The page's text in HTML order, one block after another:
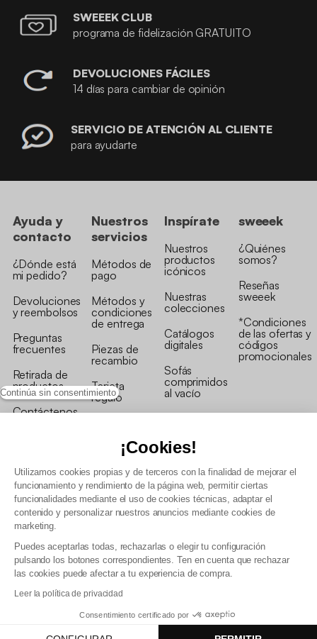
Continúa sin consentimiento
¡Cookies!
Utilizamos cookies propias y de terceros con la finalidad de mejorar el
funcionamiento y rendimiento de la página web, permitir ciertas
funcionalidades mediante el uso de cookies técnicas, adaptar el
contenido y personalizar nuestros anuncios mediante cookies de
marketing.
Puedes aceptarlas todas, rechazarlas o elegir tu configuración
pulsando los botones correspondientes. Ten en cuenta que rechazar
las cookies puede afectar a tu experiencia de compra.
Leer la política de privacidad
Consentimiento certificado por
SWEEEK CLUB
programa de fidelización GRATUITO
DEVOLUCIONES FÁCILES
14 días para cambiar de opinión
SERVICIO DE ATENCIÓN AL CLIENTE
para ayudarte
Ayuda y
contacto
¿Dónde está
mi pedido?
Devoluciones
y reembolsos
Preguntas
frecuentes
Retirada de
productos
Contáctenos
Nuestros
servicios
Métodos de
pago
Métodos y
condiciones
de entrega
Piezas de
recambio
Tarjeta
regalo
Inspírate
Nuestros
productos
icónicos
Nuestras
colecciones
Catálogos
digitales
Sofás
comprimidos
al vacío
sweeek
¿Quiénes
somos?
Reseñas
sweeek
*Condiciones
de las ofertas y
códigos
promocionales
Política de gestión de datos personales y cookies
Condiciones generales de Venta Profesional
Declaración de accesibilidad